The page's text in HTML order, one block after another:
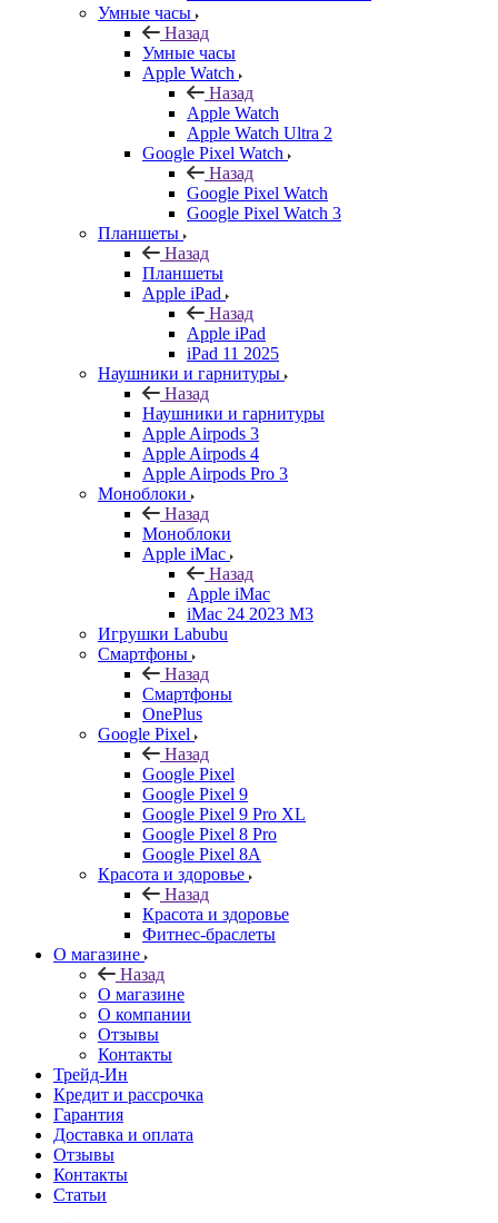
Умные часы
Назад
Умные часы
Apple Watch
Назад
Apple Watch
Apple Watch Ultra 2
Google Pixel Watch
Назад
Google Pixel Watch
Google Pixel Watch 3
Планшеты
Назад
Планшеты
Apple iPad
Назад
Apple iPad
iPad 11 2025
Наушники и гарнитуры
Назад
Наушники и гарнитуры
Apple Airpods 3
Apple Airpods 4
Apple Airpods Pro 3
Моноблоки
Назад
Моноблоки
Apple iMac
Назад
Apple iMac
iMac 24 2023 M3
Игрушки Labubu
Смартфоны
Назад
Смартфоны
OnePlus
Google Pixel
Назад
Google Pixel
Google Pixel 9
Google Pixel 9 Pro XL
Google Pixel 8 Pro
Google Pixel 8A
Красота и здоровье
Назад
Красота и здоровье
Фитнес-браслеты
О магазине
Назад
О магазине
О компании
Отзывы
Контакты
Трейд-Ин
Кредит и рассрочка
Гарантия
Доставка и оплата
Отзывы
Контакты
Статьи